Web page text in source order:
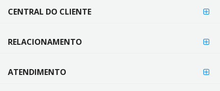
CENTRAL DO CLIENTE
RELACIONAMENTO
ATENDIMENTO